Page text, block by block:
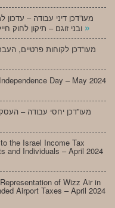
מעו”דכן דיני עבודה –
»
מעו”דכן לקוחות פרטיים,
Day – May 2024
מעו”דכן יחסי עבודה –
the Israel Income Tax
and Individuals – April 2024
of Wizz Air in
Airport Taxes – April 2024